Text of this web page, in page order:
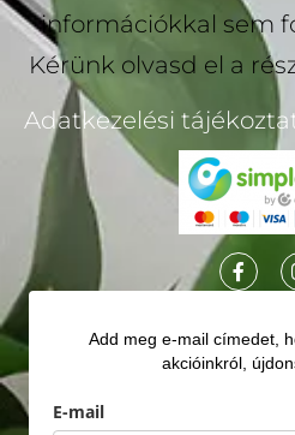
információkkal sem
Kérünk olvasd el a
Adatkezelési
Add meg e-mail címedet,
akcióinkról,
E-mail